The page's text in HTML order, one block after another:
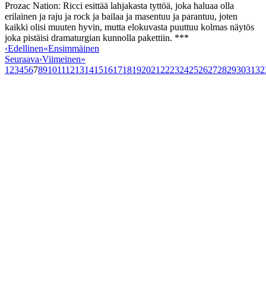
Prozac Nation: Ricci esittää lahjakasta tyttöä, joka haluaa olla
erilainen ja raju ja rock ja bailaa ja masentuu ja parantuu, joten
kaikki olisi muuten hyvin, mutta elokuvasta puuttuu kolmas näytös
joka pistäisi dramaturgian kunnolla pakettiin. ***
‹Edellinen«Ensimmäinen
Seuraava›Viimeinen»
1 23456789101112131415161718192021 2223242526272829303132